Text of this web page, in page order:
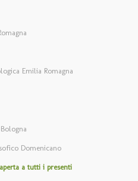
Emilia Romagna
Domenicano
a tutti i presenti